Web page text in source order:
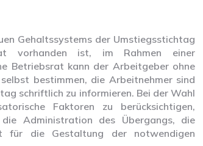
Gehaltssystems der Umstiegsstichtag
vorhanden ist, im Rahmen einer
Betriebsrat kann der Arbeitgeber ohne
bestimmen, die Arbeitnehmer sind
schriftlich zu informieren. Bei der Wahl
Faktoren zu berücksichtigen,
Administration des Übergangs, die
für die Gestaltung der notwendigen